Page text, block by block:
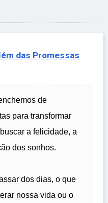
das Promessas
de
para transformar
a felicidade, a
dos sonhos.
dos dias, o que
nossa vida ou o